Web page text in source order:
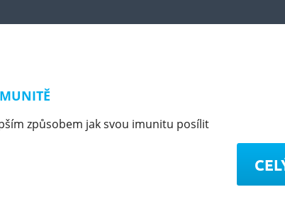
způsobem jak svou imunitu posílit